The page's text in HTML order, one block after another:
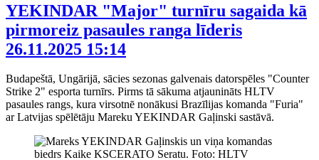
YEKINDAR "Major" turnīru sagaida kā
pirmoreiz pasaules ranga līderis
26.11.2025 15:14
Budapeštā, Ungārijā, sācies sezonas galvenais datorspēles "Counter
Strike 2" esporta turnīrs. Pirms tā sākuma atjaunināts HLTV
pasaules rangs, kura virsotnē nonākusi Brazīlijas komanda "Furia"
ar Latvijas spēlētāju Mareku YEKINDAR Gaļinski sastāvā.